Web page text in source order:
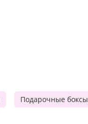
Подарочные боксы